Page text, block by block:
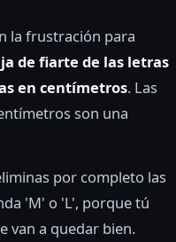
la frustración para
de fiarte de las letras
en centímetros. Las
son una
por completo las
'M' o 'L', porque tú
van a quedar bien.